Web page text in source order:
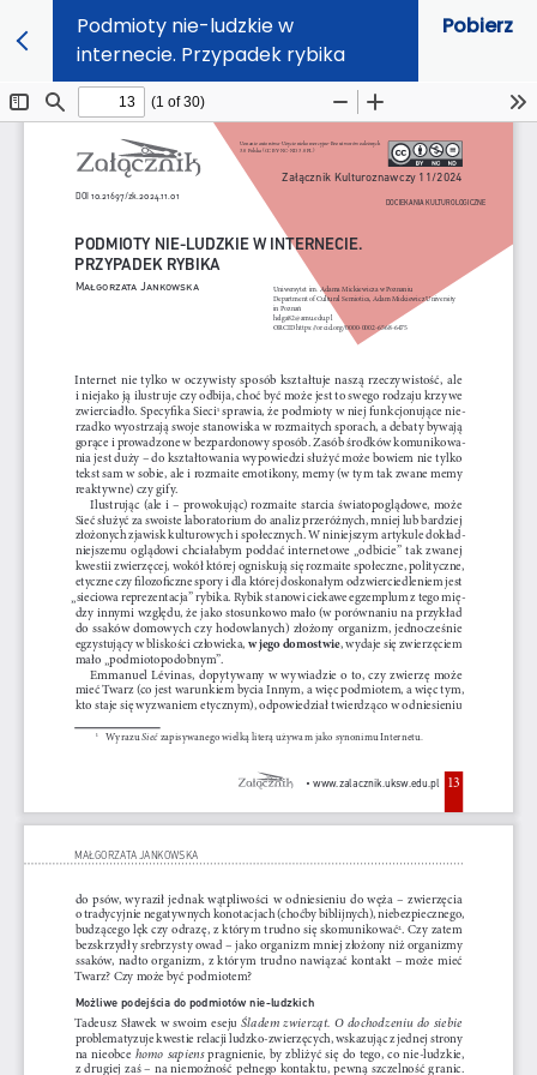
Podmioty nie-ludzkie w
internecie. Przypadek rybika
Pobierz